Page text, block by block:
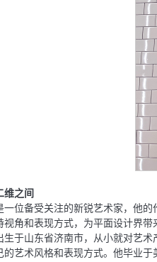
维之间
⼀位备受关注的新锐艺术家，他
视⻆和表现⽅式，为平⾯设计界带
⽣于⼭东省济南市，从⼩就对艺
的艺术⻛格和表现⽅式。他毕业